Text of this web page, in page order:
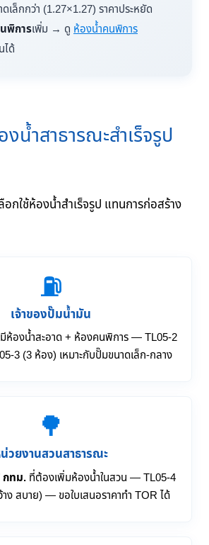
เล็กกว่า (1.27×1.27) ราคาประหยัด
พิการเพิ่ม → ดู ห้องน้ำคนพิการ
ได้
น้ำสาธารณะสำเร็จรูป
กใช้ห้องน้ำสำเร็จรูป แทนการก่อสร้าง
⛽
เจ้าของปั๊มน้ำมัน
ห้องน้ำสะอาด + ห้องคนพิการ — TL05-2
3 (3 ห้อง) เหมาะกับปั๊มขนาดเล็ก-กลาง
🌳
วยงานสวนสาธารณะ
กทม.ที่ต้องเพิ่มห้องน้ำในสวน — TL05-4
ง สบาย) — ขอใบเสนอราคาทำ TOR ได้